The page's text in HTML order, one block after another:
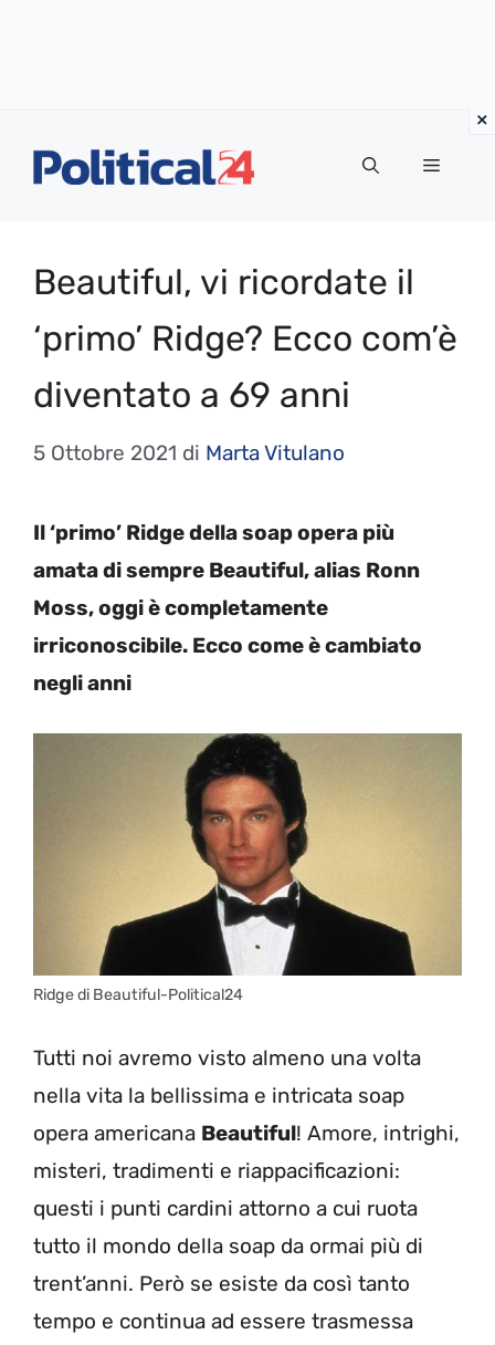
Menu
Beautiful, vi ricordate il
‘primo’ Ridge? Ecco com’è
diventato a 69 anni
5 Ottobre 2021 di Marta Vitulano
Il ‘primo’ Ridge della soap opera più
amata di sempre Beautiful, alias Ronn
Moss, oggi è completamente
irriconoscibile. Ecco come è cambiato
negli anni
Ridge di Beautiful-Political24
Tutti noi avremo visto almeno una volta
nella vita la bellissima e intricata soap
opera americana Beautiful! Amore, intrighi,
misteri, tradimenti e riappacificazioni:
questi i punti cardini attorno a cui ruota
tutto il mondo della soap da ormai più di
trent’anni. Però se esiste da così tanto
tempo e continua ad essere trasmessa